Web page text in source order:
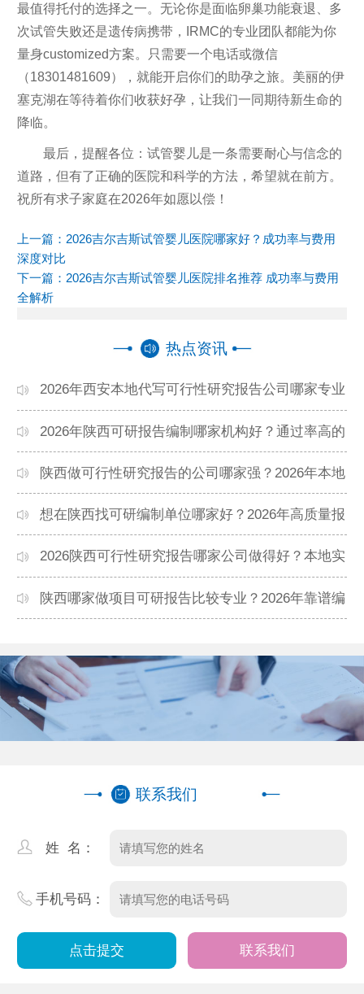
最值得托付的选择之一。无论你是面临卵巢功能衰退、多
次试管失败还是遗传病携带，IRMC的专业团队都能为你
量身customized方案。只需要一个电话或微信
（18301481609），就能开启你们的助孕之旅。美丽的伊
塞克湖在等待着你们收获好孕，让我们一同期待新生命的
降临。
最后，提醒各位：试管婴儿是一条需要耐心与信念的
道路，但有了正确的医院和科学的方法，希望就在前方。
祝所有求子家庭在2026年如愿以偿！
上一篇： 2026吉尔吉斯试管婴儿医院哪家好？成功率与费用
深度对比
下一篇： 2026吉尔吉斯试管婴儿医院排名推荐 成功率与费用
全解析
热点资讯
2026年西安本地代写可行性研究报告公司哪家专业
靠谱？正规团队推荐
2026年陕西可研报告编制哪家机构好？通过率高的
本地公司推荐
陕西做可行性研究报告的公司哪家强？2026年本地
专业团队精选
想在陕西找可研编制单位哪家好？2026年高质量报
告机构推荐
2026陕西可行性研究报告哪家公司做得好？本地实
力机构排名
陕西哪家做项目可研报告比较专业？2026年靠谱编
联系我们
姓 名：
手机号码：
联系我们